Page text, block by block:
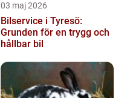
03 maj 2026
Bilservice i Tyresö:
Grunden för en trygg och
hållbar bil